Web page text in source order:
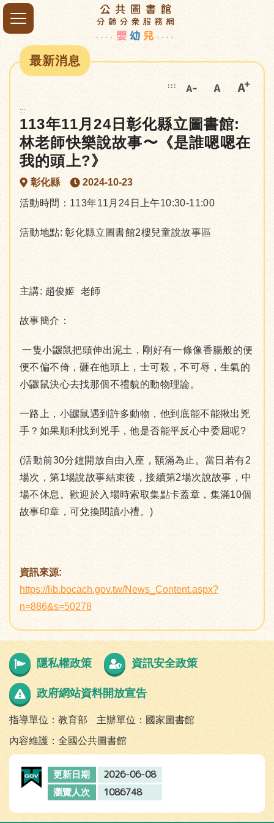
最新消息
:::
:::
113年11月24日彰化縣立圖書館:
林老師快樂說故事〜《是誰嗯嗯在
我的頭上?》
彰化縣
2024-10-23
活動時間：113年11月24日上午10:30-11:00
活動地點: 彰化縣立圖書館2樓兒童說故事區
主講: 趙俊姬 老師
故事簡介：
一隻小鼴鼠把頭伸出泥土，剛好有一條像香腸般的便
便不偏不倚，砸在他頭上，士可殺，不可辱，生氣的
小鼴鼠決心去找那個不禮貌的動物理論。
一路上，小鼴鼠遇到許多動物，他到底能不能揪出兇
手？如果順利找到兇手，他是否能平反心中委屈呢?
(活動前30分鐘開放自由入座，額滿為止。當日若有2
場次，第1場說故事結束後，接續第2場次說故事，中
場不休息。歡迎於入場時索取集點卡蓋章，集滿10個
故事印章，可兌換閱讀小禮。)
資訊來源:
https://lib.bocach.gov.tw/News_Content.aspx?
n=886&s=50278
隱私權政策 資訊安全政策
政府網站資料開放宣告
指導單位：教育部
主辦單位：國家圖書館
內容維護：全國公共圖書館
更新日期 2026-06-08
瀏覽人次 1086748